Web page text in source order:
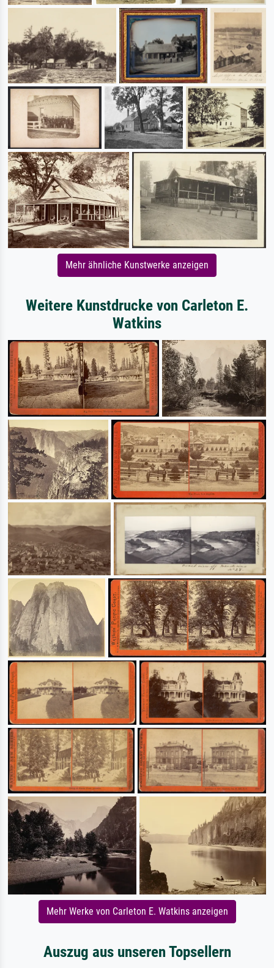
Mehr ähnliche Kunstwerke anzeigen
Weitere Kunstdrucke von Carleton E.
Watkins
Mehr Werke von Carleton E. Watkins anzeigen
Auszug aus unseren Topsellern